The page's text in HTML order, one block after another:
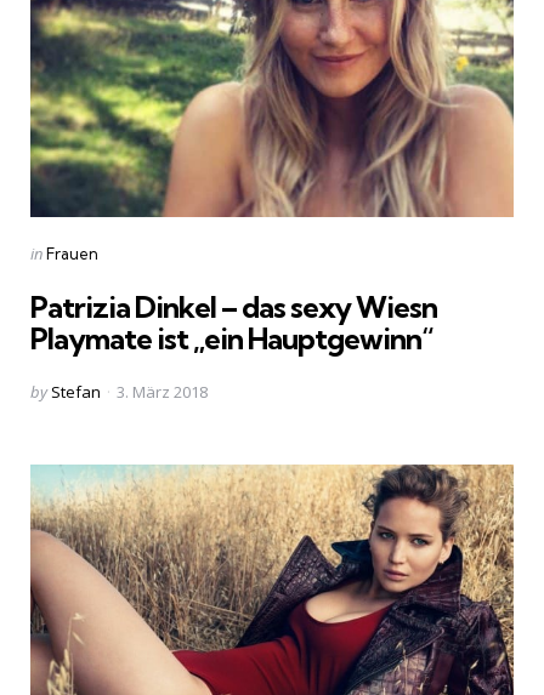
Categories
Posted
inFrauen
Patrizia Dinkel – das sexy Wiesn
Playmate ist „ein Hauptgewinn“
Posted
by Stefan 3. März 2018